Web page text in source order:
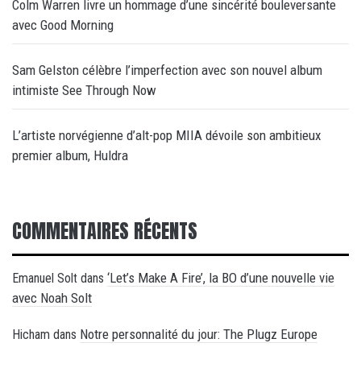
Colm Warren livre un hommage d’une sincérité bouleversante
avec Good Morning
Sam Gelston célèbre l’imperfection avec son nouvel album
intimiste See Through Now
L’artiste norvégienne d’alt-pop MIIA dévoile son ambitieux
premier album, Huldra
COMMENTAIRES RÉCENTS
Emanuel Solt dans ‘Let’s Make A Fire’, la BO d’une nouvelle vie
avec Noah Solt
Hicham dans Notre personnalité du jour: The Plugz Europe